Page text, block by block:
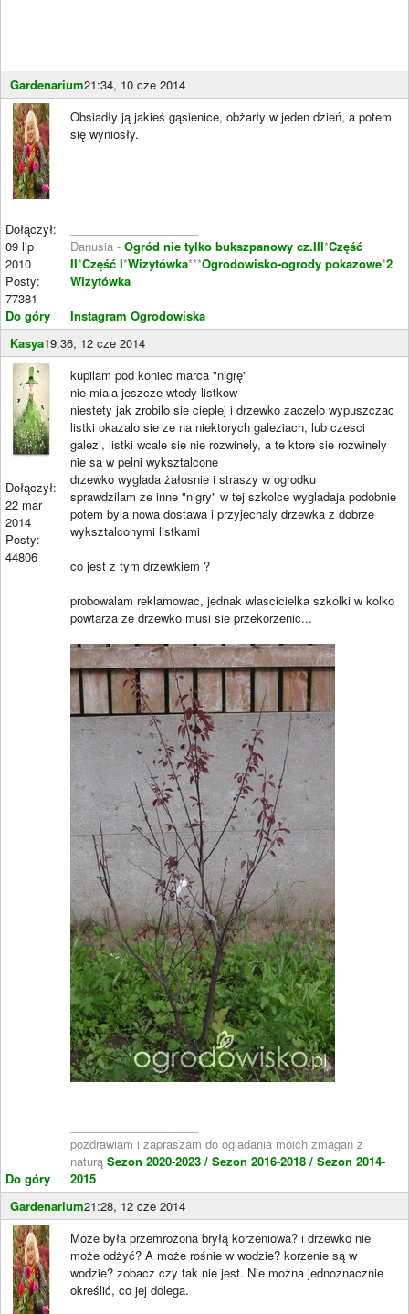
Gardenarium21:34, 10 cze 2014
Dołączył:
09 lip
2010
Posty:
77381
Do góry
Obsiadły ją jakieś gąsienice, obżarły w jeden dzień, a potem
się wyniosły.
Danusia - Ogród nie tylko bukszpanowy cz.III*Część
II*Część I*Wizytówka***Ogrodowisko-ogrody pokazowe*2
Wizytówka
Instagram Ogrodowiska
Kasya19:36, 12 cze 2014
Dołączył:
22 mar
2014
Posty:
44806
Do góry
kupilam pod koniec marca "nigrę"
nie miala jeszcze wtedy listkow
niestety jak zrobilo sie cieplej i drzewko zaczelo wypuszczac
listki okazalo sie ze na niektorych galeziach, lub czesci
galezi, listki wcale sie nie rozwinely, a te ktore sie rozwinely
nie sa w pelni wyksztalcone
drzewko wyglada żałosnie i straszy w ogrodku
sprawdzilam ze inne "nigry" w tej szkolce wygladaja podobnie
potem byla nowa dostawa i przyjechaly drzewka z dobrze
wyksztalconymi listkami
co jest z tym drzewkiem ?
probowalam reklamowac, jednak wlascicielka szkolki w kolko
powtarza ze drzewko musi sie przekorzenic...
pozdrawiam i zapraszam do ogladania moich zmagań z
naturą Sezon 2020-2023 / Sezon 2016-2018 / Sezon 2014-
2015
Gardenarium21:28, 12 cze 2014
Może była przemrożona bryłą korzeniowa? i drzewko nie
może odżyć? A może rośnie w wodzie? korzenie są w
wodzie? zobacz czy tak nie jest. Nie można jednoznacznie
określić, co jej dolega.